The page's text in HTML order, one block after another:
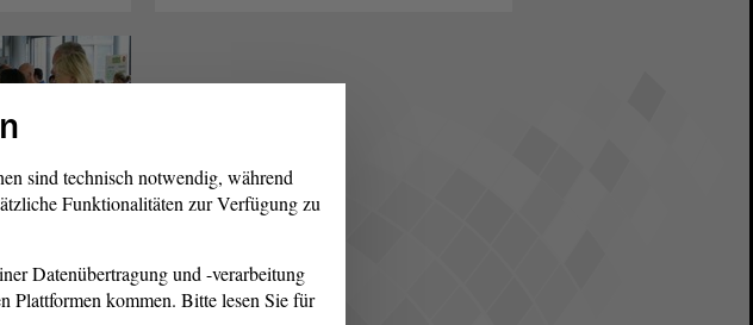
sind technisch notwendig, während
Funktionalitäten zur Verfügung zu
Datenübertragung und -verarbeitung
Plattformen kommen. Bitte lesen Sie für